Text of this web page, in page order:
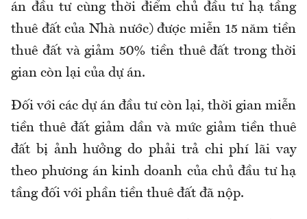
án đầu tư cùng thời điểm chủ đầu tư hạ tầng
thuê đất của Nhà nước) được miễn 15 năm tiền
thuê đất và giảm 50% tiền thuê đất trong thời
gian còn lại của dự án.
Đối với các dự án đầu tư còn lại, thời gian miễn
tiền thuê đất giảm dần và mức giảm tiền thuê
đất bị ảnh hưởng do phải trả chi phí lãi vay
theo phương án kinh doanh của chủ đầu tư hạ
tầng đối với phần tiền thuê đất đã nộp.